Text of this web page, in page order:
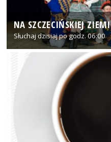
NA SZCZECIŃSKIEJ ZIEMI
Słuchaj dzisiaj po godz. 06:00